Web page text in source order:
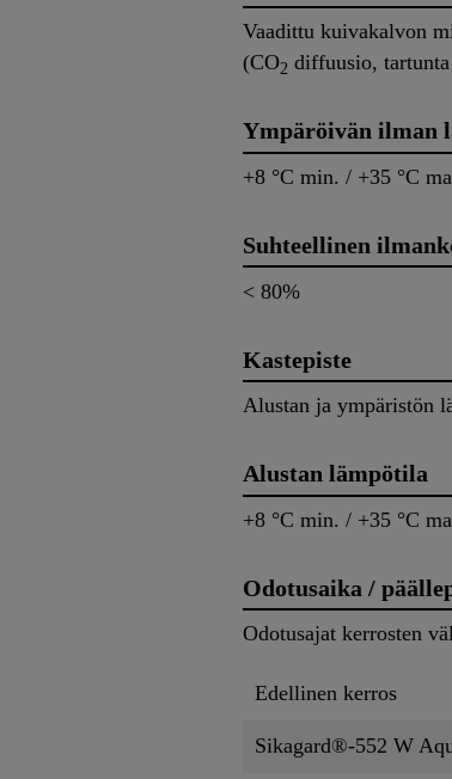
Vaadittu kuivakalvon
(CO2 diffuusio,
Ympäröivän ilman
+8 °C min. / +35 °C
Suhteellinen
< 80%
Kastepiste
Alustan ja ympäristön
Alustan lämpötila
+8 °C min. / +35 °C
Odotusaika /
Odotusajat kerrosten
Edellinen kerros
Sikagard®-552 W